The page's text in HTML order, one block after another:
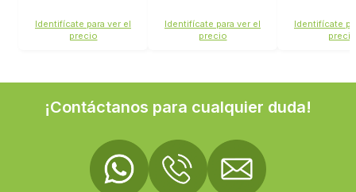
Identifícate para ver el
precio
Identifícate para ver el
precio
Identifícate
precio
¡Contáctanos para cualquier duda!